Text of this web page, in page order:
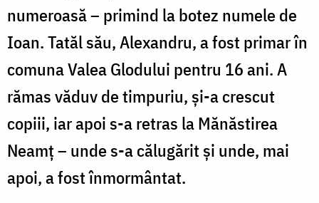
numeroasă – primind la botez numele de
Ioan. Tatăl său, Alexandru, a fost primar în
comuna Valea Glodului pentru 16 ani. A
rămas văduv de timpuriu, și-a crescut
copiii, iar apoi s-a retras la Mănăstirea
Neamț – unde s-a călugărit și unde, mai
apoi, a fost înmormântat.